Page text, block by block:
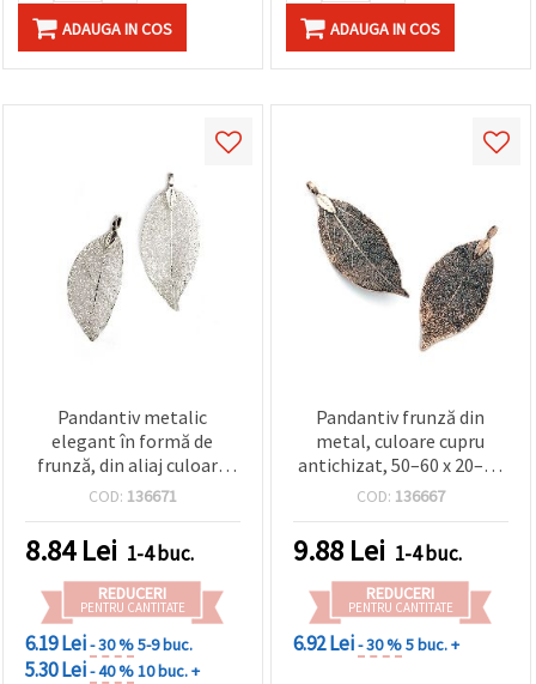
ADAUGA IN COS ADAUGA IN COS
Pandantiv metalic
elegant în formă de
frunză, din aliaj culoare
argintie, 50–60 x 20–30 x 1
mm, pentru realizarea
bijuteriilor handmade
COD: 136671
8.84Lei 1-4 buc.
REDUCERI
PENTRU CANTITATE
6.19 Lei- 30 %5-9 buc.
5.30 Lei- 40 %10 buc. +
Pandantiv frunză din
metal, culoare cupru
antichizat, 50–60 x 20–30
x 1 mm, orificiu 4 x 6 mm –
antic pentru bijuterii
handmade (asortat)
COD: 136667
9.88 Lei 1-4 buc.
REDUCERI
PENTRU CANTITATE
6.92 Lei- 30 %5 buc. +